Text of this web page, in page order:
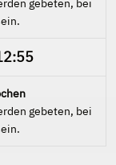
gebeten, bei
gebeten, bei